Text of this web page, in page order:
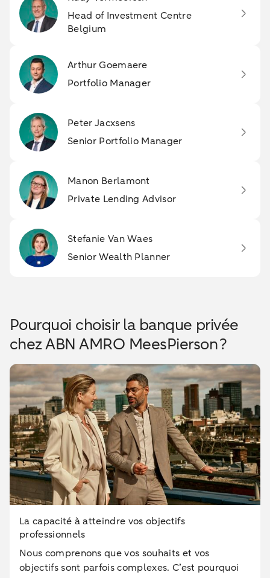
Head of Investment Centre
Belgium
Arthur Goemaere
Portfolio Manager
Peter Jacxsens
Senior Portfolio Manager
Manon Berlamont
Private Lending Advisor
Stefanie Van Waes
Senior Wealth Planner
Pourquoi choisir la banque privée
chez ABN AMRO MeesPierson ?
La capacité à atteindre vos objectifs
professionnels
Nous comprenons que vos souhaits et vos
objectifs sont parfois complexes. C’est pourquoi